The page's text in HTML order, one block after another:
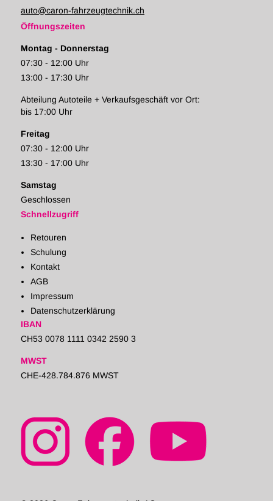
auto@caron-fahrzeugtechnik.ch
Öffnungszeiten
Montag - Donnerstag
07:30 - 12:00 Uhr
13:00 - 17:30 Uhr
Abteilung Autoteile + Verkaufsgeschäft vor Ort:
bis 17:00 Uhr
Freitag
07:30 - 12:00 Uhr
13:30 - 17:00 Uhr
Samstag
Geschlossen
Schnellzugriff
Retouren
Schulung
Kontakt
AGB
Impressum
Datenschutzerklärung
IBAN
CH53 0078 1111 0342 2590 3
MWST
CHE-428.784.876 MWST